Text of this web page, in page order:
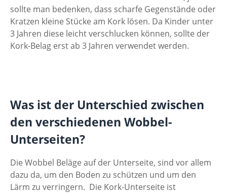
sollte man bedenken, dass scharfe Gegenstände oder
Kratzen kleine Stücke am Kork lösen. Da Kinder unter
3 Jahren diese leicht verschlucken können, sollte der
Kork-Belag erst ab 3 Jahren verwendet werden.
Was ist der Unterschied zwischen
den verschiedenen Wobbel-
Unterseiten?
Die Wobbel Beläge auf der Unterseite, sind vor allem
dazu da, um den Boden zu schützen und um den
Lärm zu verringern. Die Kork-Unterseite ist